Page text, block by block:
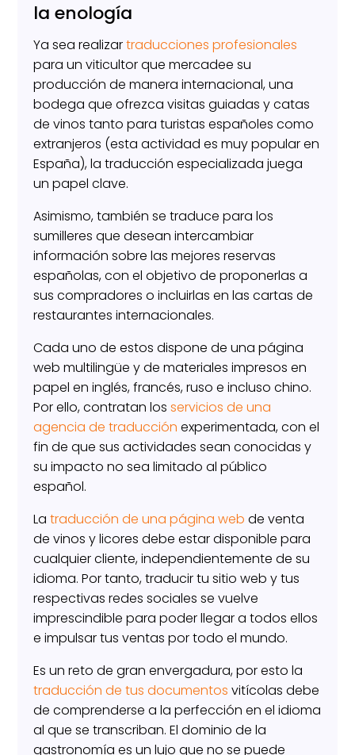
la enología
Ya sea realizartraducciones profesionales
para un viticultor que mercadee su
producción de manera internacional, una
bodega que ofrezca visitas guiadas y catas
de vinos tanto para turistas españoles como
extranjeros (esta actividad es muy popular en
España), la traducción especializada juega
un papel clave.
Asimismo, también se traduce para los
sumilleres que desean intercambiar
información sobre las mejores reservas
españolas, con el objetivo de proponerlas a
sus compradores o incluirlas en las cartas de
restaurantes internacionales.
Cada uno de estos dispone de una página
web multilingüe y de materiales impresos en
papel en inglés, francés, ruso e incluso chino.
Por ello, contratan losservicios de una
agencia de traducción experimentada, con el
fin de que sus actividades sean conocidas y
su impacto no sea limitado al público
español.
Latraducción de una página web de venta
de vinos y licores debe estar disponible para
cualquier cliente, independientemente de su
idioma. Por tanto, traducir tu sitio web y tus
respectivas redes sociales se vuelve
imprescindible para poder llegar a todos ellos
e impulsar tus ventas por todo el mundo.
Es un reto de gran envergadura, por esto la
traducción de tus documentos vitícolas debe
de comprenderse a la perfección en el idioma
al que se transcriban. El dominio de la
gastronomía es un lujo que no se puede